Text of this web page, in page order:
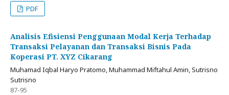
PDF
Analisis Efisiensi Penggunaan Modal Kerja Terhadap
Transaksi Pelayanan dan Transaksi Bisnis Pada
Koperasi PT. XYZ Cikarang
Muhamad Iqbal Haryo Pratomo, Muhammad Miftahul Amin, Sutrisno
Sutrisno
87-95